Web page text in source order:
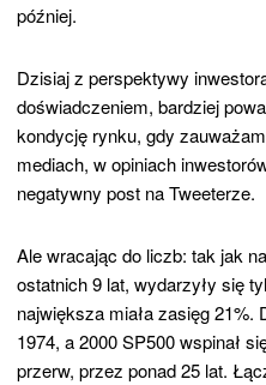
później.
Dzisiaj z perspektywy
doświadczeniem, bardziej
kondycję rynku, gdy
mediach, w opiniach
negatywny post na Tweeterze.
Ale wracając do liczb: tak jak
ostatnich 9 lat, wydarzyły się
największa miała zasięg 21%.
1974, a 2000 SP500 wspinał
przerw, przez ponad 25 lat.